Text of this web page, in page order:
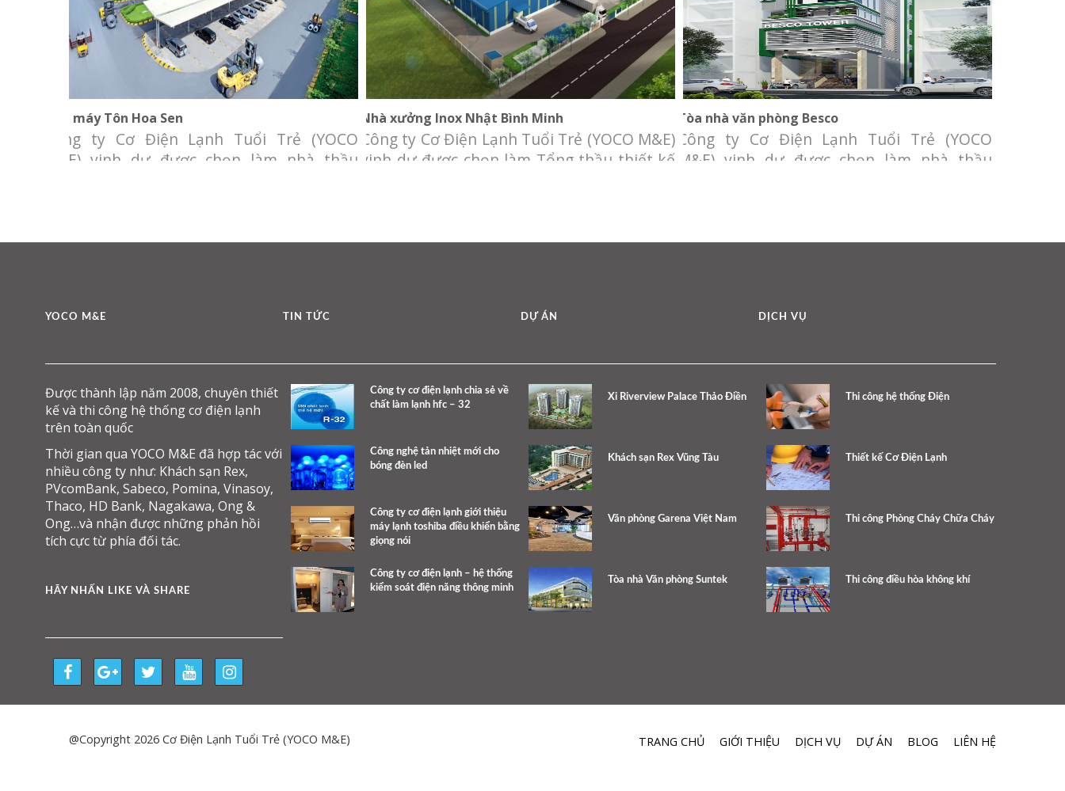
Nhà máy Tôn Hoa Sen
Nhà máy Tôn Hoa Sen
Công ty Cơ Điện Lạnh Tuổi Trẻ (YOCO
M&E) vinh dự được chọn làm nhà thầu
Sen Địa điểm: Khu công nghiệp Phú Mĩ, Bà
Nhà xưởng Inox Nhật Bình Minh
Nhà xưởng Inox Nhật Bình Minh
Công ty Cơ Điện Lạnh Tuổi Trẻ (YOCO M&E)
vinh dự được chọn làm Tổng thầu thiết kế
Công Nghiệp Tân Phú Trung, Củ Chi. Qui
Tòa nhà văn phòng Besco
Tòa nhà văn phòng Besco
Công ty Cơ Điện Lạnh Tuổi Trẻ (YOCO
M&E) vinh dự được chọn làm nhà thầu
Ích TNXP Địa điểm: 172-174 Nguyễn Trãi,
YOCO M&E
Được thành lập năm 2008, chuyên thiết
kế và thi công hệ thống cơ điện lạnh
trên toàn quốc
Thời gian qua YOCO M&E đã hợp tác với
nhiều công ty như: Khách sạn Rex,
PVcomBank, Sabeco, Pomina, Vinasoy,
Thaco, HD Bank, Nagakawa, Ong &
Ong…và nhận được những phản hồi
tích cực từ phía đối tác.
HÃY NHẤN LIKE VÀ SHARE
TIN TỨC
Công ty cơ điện lạnh chia sẻ về
chất làm lạnh hfc – 32
Công nghệ tản nhiệt mới cho
bóng đèn led
Công ty cơ điện lạnh giới thiệu
máy lạnh toshiba điều khiển bằng
giọng nói
Công ty cơ điện lạnh – hệ thống
kiểm soát điện năng thông minh
DỰ ÁN
Xi Riverview Palace Thảo Điền
Khách sạn Rex Vũng Tàu
Văn phòng Garena Việt Nam
Tòa nhà Văn phòng Suntek
DỊCH VỤ
Thi công hệ thống Điện
Thiết kế Cơ Điện Lạnh
Thi công Phòng Cháy Chữa Cháy
Thi công điều hòa không khí
@Copyright 2026 Cơ Điện Lạnh Tuổi Trẻ (YOCO M&E) TRANG CHỦ GIỚI THIỆU DỊCH VỤ DỰ ÁN BLOG LIÊN HỆ